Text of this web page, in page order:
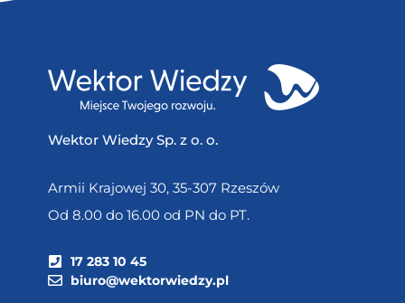
Wektor Wiedzy Sp. z o. o.
Armii Krajowej 30, 35-307 Rzeszów
Od 8.00 do 16.00 od PN do PT.
17 283 10 45
biuro@wektorwiedzy.pl